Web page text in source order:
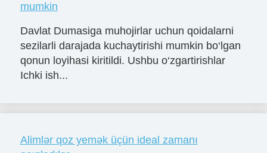
mumkin
Davlat Dumasiga muhojirlar uchun qoidalarni
sezilarli darajada kuchaytirishi mumkin bo‘lgan
qonun loyihasi kiritildi. Ushbu o‘zgartirishlar
Ichki ish...
Alimlər qoz yemək üçün ideal zamanı